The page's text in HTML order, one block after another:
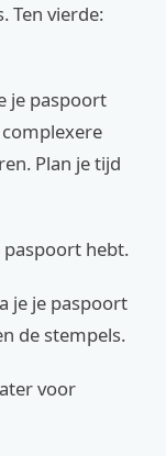
Ten vierde:
je paspoort
Plan je tijd
paspoort hebt.
je je paspoort
de stempels.
voor